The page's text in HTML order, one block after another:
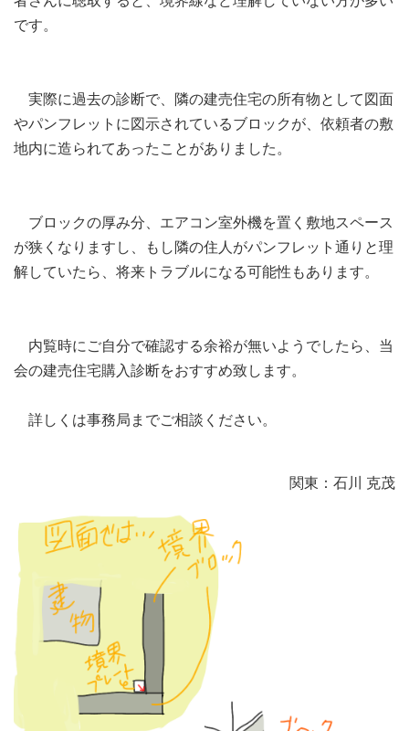
です。
実際に過去の診断で、隣の建売住宅の所有物として図面
やパンフレットに図示されているブロックが、依頼者の敷
地内に造られてあったことがありました。
ブロックの厚み分、エアコン室外機を置く敷地スペース
が狭くなりますし、もし隣の住人がパンフレット通りと理
解していたら、将来トラブルになる可能性もあります。
内覧時にご自分で確認する余裕が無いようでしたら、当
会の建売住宅購入診断をおすすめ致します。
詳しくは事務局までご相談ください。
関東：石川 克茂